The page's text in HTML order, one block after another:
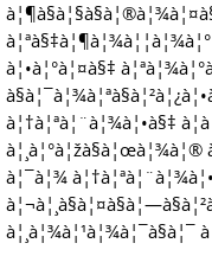
à¦ªà§‡à¦¶à¦¾à¦¦à¦¾à¦°
à¦•à¦°à¦¤à§‡
à¦†à¦ªà¦¨à¦¾à¦•à§‡
à¦¸à¦°à¦žà§à¦œà¦¾à¦®
à¦¯à¦¾
à¦¸à¦¾à¦¹à¦¾à¦¯à§à¦¯